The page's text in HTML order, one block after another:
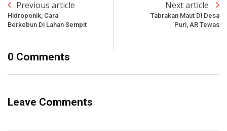
Previous article
Hidroponik, Cara
Berkebun Di Lahan Sempit
Next article
Tabrakan Maut Di Desa
Puri, AR Tewas
0 Comments
Leave Comments